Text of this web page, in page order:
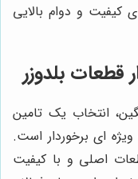
کیفیت و دوام بالایی
قطعات بلدوزر
انتخاب یک تامین
ای برخوردار است.
اصلی و با کیفیت